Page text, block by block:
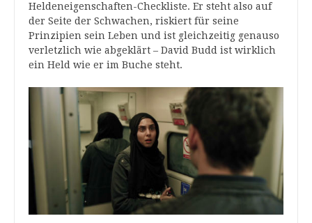
Heldeneigenschaften-Checkliste. Er steht also auf
der Seite der Schwachen, riskiert für seine
Prinzipien sein Leben und ist gleichzeitig genauso
verletzlich wie abgeklärt – David Budd ist wirklich
ein Held wie er im Buche steht.